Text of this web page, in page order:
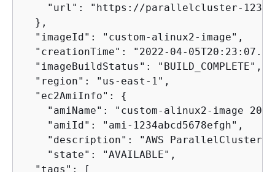
"url": "https://parallelcluster-
  },
  "imageId": "custom-alinux2-image",
"creationTime": "2022-04-
  "imageBuildStatus": "BUILD_COMPLETE",
  "region": "us-east-1",
  "ec2AmiInfo":
{
"amiName": "custom-alinux2-image
    "amiId": "ami-1234abcd5678efgh",
"description": "AWS ParallelCluster
    "state": "AVAILABLE",
  "tags": [